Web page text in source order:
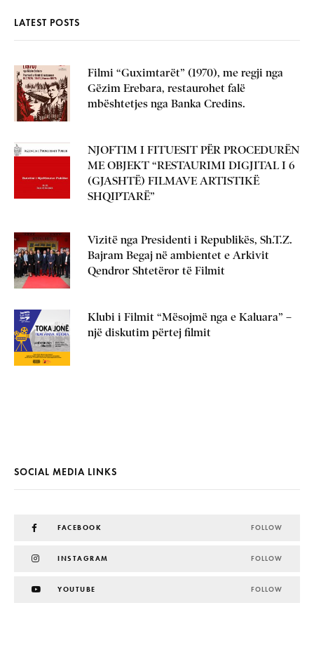
LATEST POSTS
Filmi “Guximtarët” (1970), me regji nga
Gëzim Erebara, restaurohet falë
mbështetjes nga Banka Credins.
NJOFTIM I FITUESIT PËR PROCEDURËN
ME OBJEKT “RESTAURIMI DIGJITAL I 6
(GJASHTË) FILMAVE ARTISTIKË
SHQIPTARË”
Vizitë nga Presidenti i Republikës, Sh.T.Z.
Bajram Begaj në ambientet e Arkivit
Qendror Shtetëror të Filmit
Klubi i Filmit “Mësojmë nga e Kaluara” –
një diskutim përtej filmit
SOCIAL MEDIA LINKS
FACEBOOK FOLLOW
INSTAGRAM FOLLOW
YOUTUBE FOLLOW